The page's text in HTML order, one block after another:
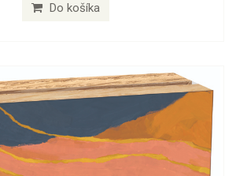
Do košíka